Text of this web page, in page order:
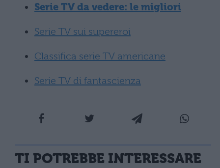
Serie TV da vedere: le migliori
Serie TV sui supereroi
Classifica serie TV americane
Serie TV di fantascienza
TI POTREBBE INTERESSARE